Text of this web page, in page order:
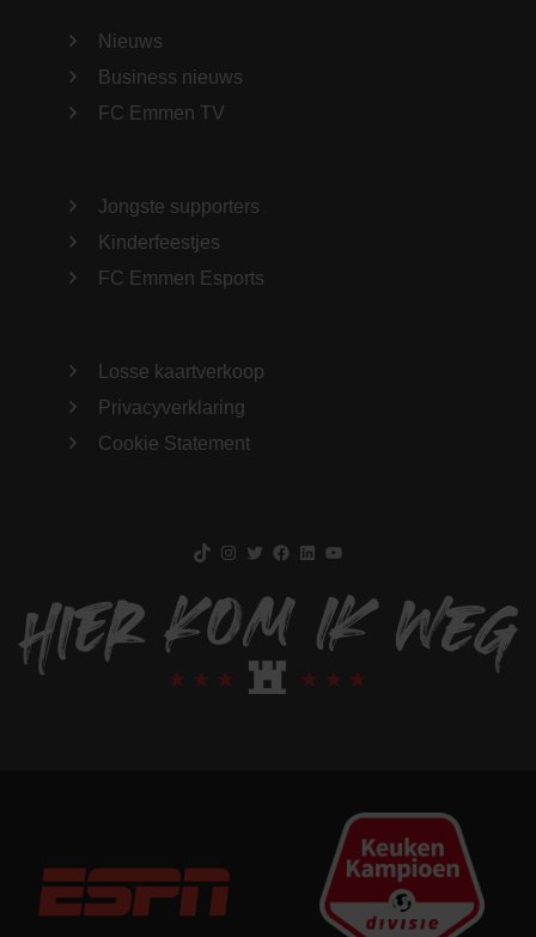
Nieuws
Business nieuws
FC Emmen TV
Jongste supporters
Kinderfeestjes
FC Emmen Esports
Losse kaartverkoop
Privacyverklaring
Cookie Statement